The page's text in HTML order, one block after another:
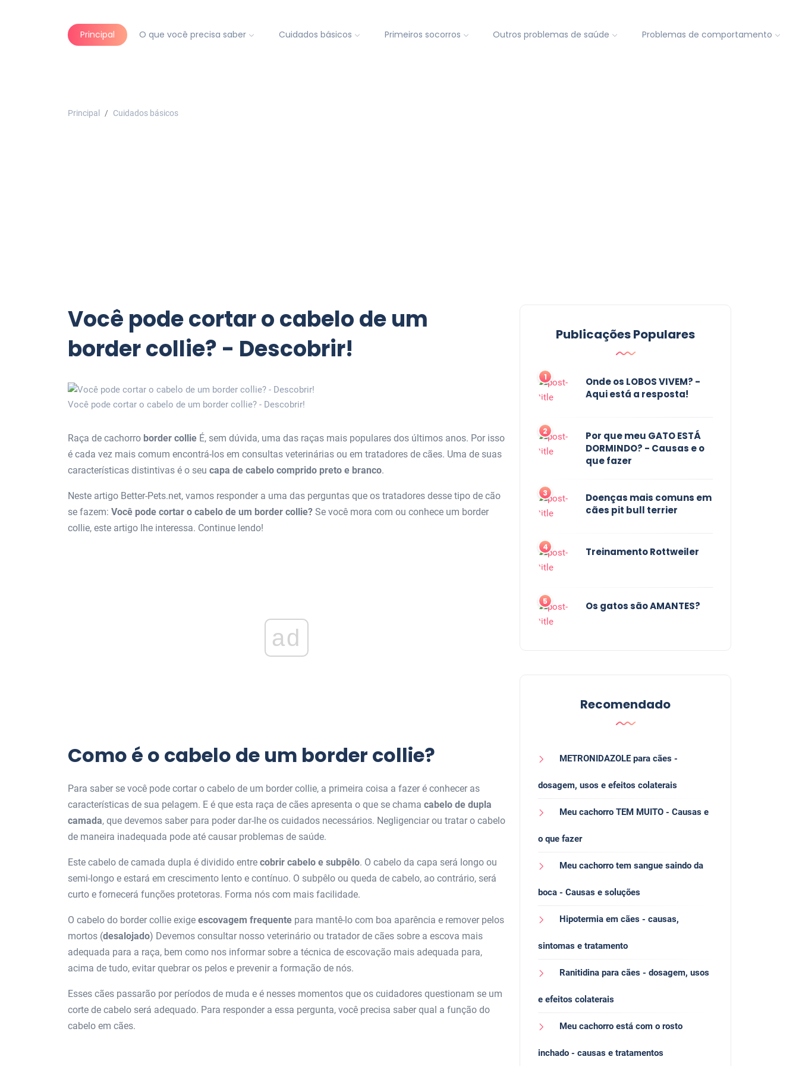
Principal O que você precisa saber Cuidados básicos Primeiros socorros Outros problemas de saúde Problemas de comportamento
Principal Cuidados básicos
Você pode cortar o cabelo de um
border collie? - Descobrir!
Você pode cortar o cabelo de um border collie? - Descobrir!
Raça de cachorro border collie É, sem dúvida, uma das raças mais populares dos últimos anos. Por isso
é cada vez mais comum encontrá-los em consultas veterinárias ou em tratadores de cães. Uma de suas
características distintivas é o seu capa de cabelo comprido preto e branco.
Neste artigo Better-Pets.net, vamos responder a uma das perguntas que os tratadores desse tipo de cão
se fazem: Você pode cortar o cabelo de um border collie? Se você mora com ou conhece um border
collie, este artigo lhe interessa. Continue lendo!
ad
Como é o cabelo de um border collie?
Para saber se você pode cortar o cabelo de um border collie, a primeira coisa a fazer é conhecer as
características de sua pelagem. E é que esta raça de cães apresenta o que se chama cabelo de dupla
camada, que devemos saber para poder dar-lhe os cuidados necessários. Negligenciar ou tratar o cabelo
de maneira inadequada pode até causar problemas de saúde.
Este cabelo de camada dupla é dividido entre cobrir cabelo e subpêlo. O cabelo da capa será longo ou
semi-longo e estará em crescimento lento e contínuo. O subpêlo ou queda de cabelo, ao contrário, será
curto e fornecerá funções protetoras. Forma nós com mais facilidade.
O cabelo do border collie exige escovagem frequente para mantê-lo com boa aparência e remover pelos
mortos (desalojado) Devemos consultar nosso veterinário ou tratador de cães sobre a escova mais
adequada para a raça, bem como nos informar sobre a técnica de escovação mais adequada para,
acima de tudo, evitar quebrar os pelos e prevenir a formação de nós.
Esses cães passarão por períodos de muda e é nesses momentos que os cuidadores questionam se um
corte de cabelo será adequado. Para responder a essa pergunta, você precisa saber qual a função do
cabelo em cães.
Publicações Populares
1
Onde os LOBOS VIVEM? -
Aqui está a resposta!
2
Por que meu GATO ESTÁ
DORMINDO? - Causas e o
que fazer
3
Doenças mais comuns em
cães pit bull terrier
4 Treinamento Rottweiler
5 Os gatos são AMANTES?
Recomendado
METRONIDAZOLE para cães -
dosagem, usos e efeitos colaterais
Meu cachorro TEM MUITO - Causas e
o que fazer
Meu cachorro tem sangue saindo da
boca - Causas e soluções
Hipotermia em cães - causas,
sintomas e tratamento
Ranitidina para cães - dosagem, usos
e efeitos colaterais
Meu cachorro está com o rosto
inchado - causas e tratamentos